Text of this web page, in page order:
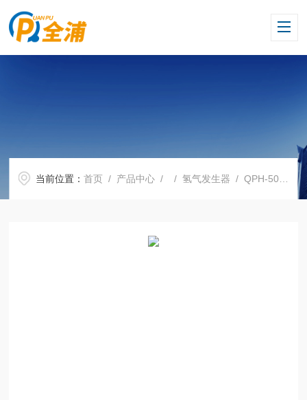
当前位置：首页 / 产品中心 / /氢气发生器 / QPH-500II发生器厂家氢气